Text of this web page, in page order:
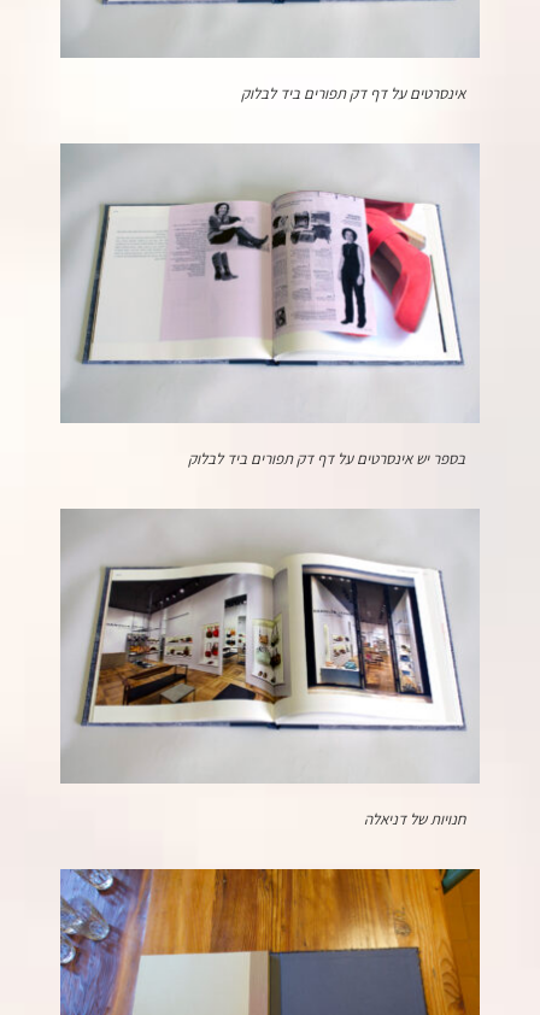
אינסרטים על דף דק תפורים ביד לבלוק
בספר יש אינסרטים על דף דק תפורים ביד לבלוק
חנויות של דניאלה